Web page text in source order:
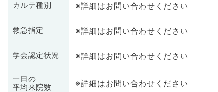
カルテ種別 ※詳細はお問い合わせください
救急指定 ※詳細はお問い合わせください
学会認定状況 ※詳細はお問い合わせください
一日の
平均来院数
※詳細はお問い合わせください